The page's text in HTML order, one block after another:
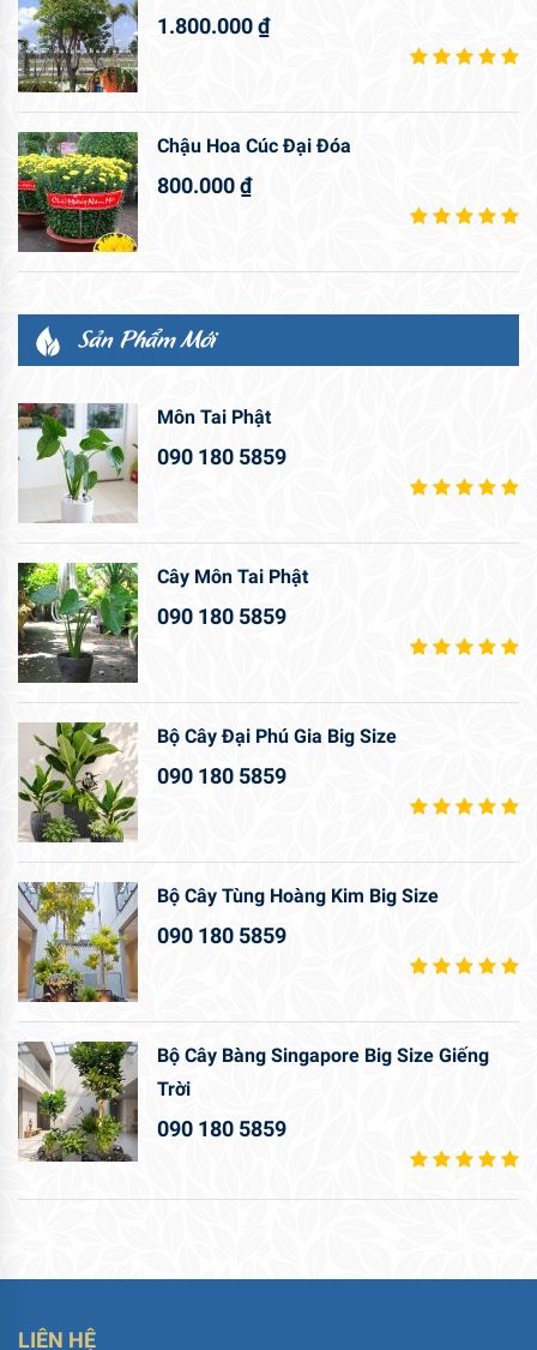
1.800.000₫
Chậu Hoa Cúc Đại Đóa
800.000₫
Sản Phẩm Mới
Môn Tai Phật
090 180 5859
Cây Môn Tai Phật
090 180 5859
Bộ Cây Đại Phú Gia Big Size
090 180 5859
Bộ Cây Tùng Hoàng Kim Big Size
090 180 5859
Bộ Cây Bàng Singapore Big Size Giếng
Trời
090 180 5859
LIÊN HỆ